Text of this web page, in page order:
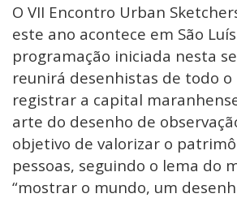
O VII Encontro Urban
este ano acontece em São
programação iniciada nesta
reunirá desenhistas de todo o
registrar a capital
arte do desenho de
objetivo de valorizar o
pessoas, seguindo o lema do
“mostrar o mundo, um